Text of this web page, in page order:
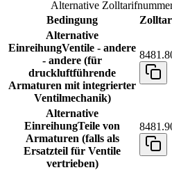
Alternative
Bedingung
Alternative
EinreihungVentile - andere
- andere (für
druckluftführende
Armaturen mit integrierter
Ventilmechanik)
Alternative
EinreihungTeile von
Armaturen (falls als
Ersatzteil für Ventile
vertrieben)